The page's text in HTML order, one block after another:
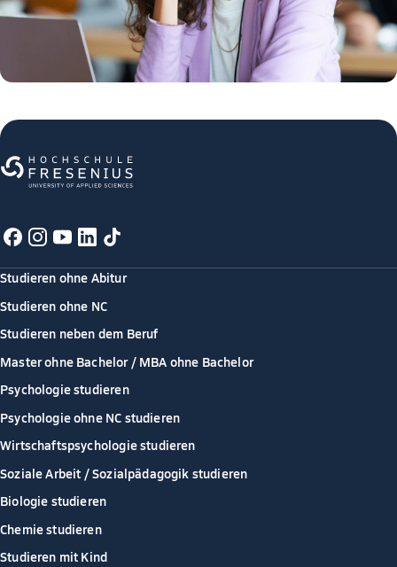
Studieren ohne Abitur
Studieren ohne NC
Studieren neben dem Beruf
Master ohne Bachelor / MBA ohne Bachelor
Psychologie studieren
Psychologie ohne NC studieren
Wirtschaftspsychologie studieren
Soziale Arbeit / Sozialpädagogik studieren
Biologie studieren
Chemie studieren
Studieren mit Kind